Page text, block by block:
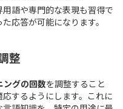
語や専門的な表現も習得で
応答が可能になります。
整
ングの回数を調整すること
するようにします。これに